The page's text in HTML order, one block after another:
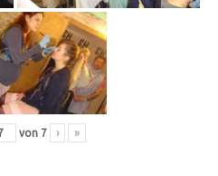
von 7 › »